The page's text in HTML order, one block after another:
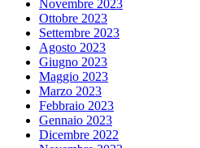
Novembre 2023
Ottobre 2023
Settembre 2023
Agosto 2023
Giugno 2023
Maggio 2023
Marzo 2023
Febbraio 2023
Gennaio 2023
Dicembre 2022